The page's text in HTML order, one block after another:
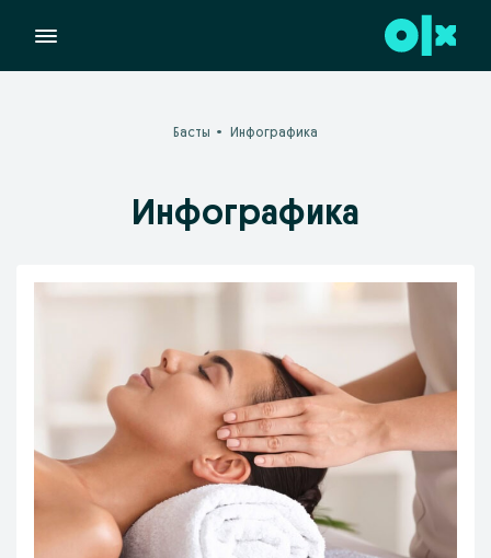
Басты Инфографика
Инфографика